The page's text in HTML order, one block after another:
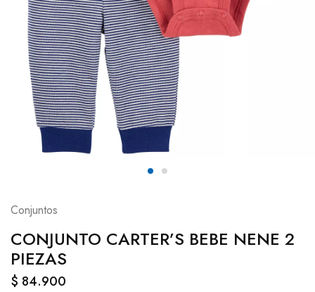
Conjuntos
CONJUNTO CARTER’S BEBE NENE 2
PIEZAS
$ 84.900